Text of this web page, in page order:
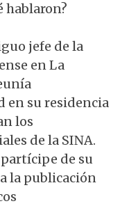
hablaron?
jefe de la
en La
en su residencia
los
de la SINA.
de su
la publicación